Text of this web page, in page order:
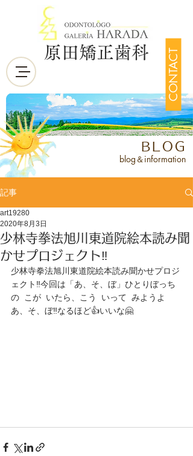
CONTACT
原田矯正歯科
BLOG
blog＆information
記事
少林寺拳法旭川東道院絵本読み聞
かせプロジェクト‼️
art19280
2020年8月3日
少林寺拳法旭川東道院絵本読み聞かせプロジ
ェクト‼️今回は「あ、そ、ぼ」ひとりぼっち
の  こが  いたら、こう  いって  みようよ
あ、そ、ぼ‼️なるほど👍いいな🤗